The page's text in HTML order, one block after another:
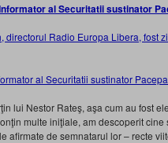
directorul Radio Europa Libera, fost
lui Nestor Rateş, aşa cum au fost
multe iniţiale, am descoperit
afirmate de semnatarul lor – recte